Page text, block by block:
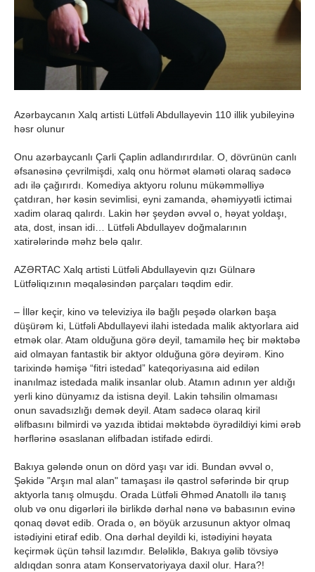
Azərbaycanın Xalq artisti Lütfəli Abdullayevin 110 illik yubileyinə
həsr olunur
Onu azərbaycanlı Çarli Çaplin adlandırırdılar. O, dövrünün canlı
əfsanəsinə çevrilmişdi, xalq onu hörmət əlaməti olaraq sadəcə
adı ilə çağırırdı. Komediya aktyoru rolunu mükəmməlliyə
çatdıran, hər kəsin sevimlisi, eyni zamanda, əhəmiyyətli ictimai
xadim olaraq qalırdı. Lakin hər şeydən əvvəl o, həyat yoldaşı,
ata, dost, insan idi… Lütfəli Abdullayev doğmalarının
xatirələrində məhz belə qalır.
AZƏRTAC Xalq artisti Lütfəli Abdullayevin qızı Gülnarə
Lütfəliqızının məqaləsindən parçaları təqdim edir.
– İllər keçir, kino və televiziya ilə bağlı peşədə olarkən başa
düşürəm ki, Lütfəli Abdullayevi ilahi istedada malik aktyorlara aid
etmək olar. Atam olduğuna görə deyil, tamamilə heç bir məktəbə
aid olmayan fantastik bir aktyor olduğuna görə deyirəm. Kino
tarixində həmişə “fitri istedad” kateqoriyasına aid edilən
inanılmaz istedada malik insanlar olub. Atamın adının yer aldığı
yerli kino dünyamız da istisna deyil. Lakin təhsilin olmaması
onun savadsızlığı demək deyil. Atam sadəcə olaraq kiril
əlifbasını bilmirdi və yazıda ibtidai məktəbdə öyrədildiyi kimi ərəb
hərflərinə əsaslanan əlifbadan istifadə edirdi.
Bakıya gələndə onun on dörd yaşı var idi. Bundan əvvəl o,
Şəkidə "Arşın mal alan" tamaşası ilə qastrol səfərində bir qrup
aktyorla tanış olmuşdu. Orada Lütfəli Əhməd Anatollı ilə tanış
olub və onu digərləri ilə birlikdə dərhal nənə və babasının evinə
qonaq dəvət edib. Orada o, ən böyük arzusunun aktyor olmaq
istədiyini etiraf edib. Ona dərhal deyildi ki, istədiyini həyata
keçirmək üçün təhsil lazımdır. Beləliklə, Bakıya gəlib tövsiyə
aldıqdan sonra atam Konservatoriyaya daxil olur. Hara?!